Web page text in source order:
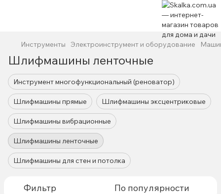
Инструменты Электроинструмент и оборудование
Шлифмашины ленточные
Инструмент многофункциональный (реноватор)
Шлифмашины прямые Шлифмашины эксцентриковые
Шлифмашины вибрационные
Шлифмашины ленточные
Шлифмашины для стен и потолка
Фильтр По популярности